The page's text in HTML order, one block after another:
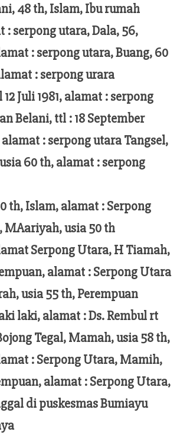
48 th, Islam, Ibu rumah
: serpong utara, Dala, 56,
: serpong utara, Buang, 60
: serpong urara
Juli 1981, alamat : serpong
Belani, ttl : 18 September
: serpong utara Tangsel,
60 th, alamat : serpong
th, Islam, alamat : Serpong
MAariyah, usia 50 th
Serpong Utara, H Tiamah,
alamat : Serpong Utara
usia 55 th, Perempuan
laki, alamat : Ds. Rembul rt
Tegal, Mamah, usia 58 th,
: Serpong Utara, Mamih,
alamat : Serpong Utara,
di puskesmas Bumiayu